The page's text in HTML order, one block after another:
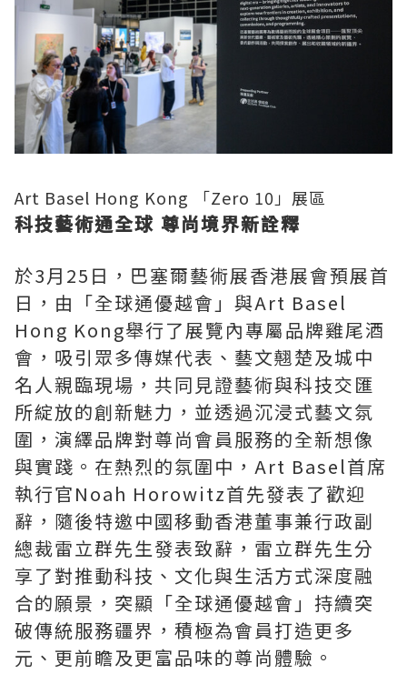
Art Basel Hong Kong 「Zero 10」展區
科技藝術通全球 尊尚境界新詮釋
於3月25日，巴塞爾藝術展香港展會預展首
日，由「全球通優越會」與Art Basel
Hong Kong舉行了展覽內專屬品牌雞尾酒
會，吸引眾多傳媒代表、藝文翹楚及城中
名人親臨現場，共同見證藝術與科技交匯
所綻放的創新魅力，並透過沉浸式藝文氛
圍，演繹品牌對尊尚會員服務的全新想像
與實踐。在熱烈的氛圍中，Art Basel首席
執行官Noah Horowitz首先發表了歡迎
辭，隨後特邀中國移動香港董事兼行政副
總裁雷立群先生發表致辭，雷立群先生分
享了對推動科技、文化與生活方式深度融
合的願景，突顯「全球通優越會」持續突
破傳統服務疆界，積極為會員打造更多
元、更前瞻及更富品味的尊尚體驗。